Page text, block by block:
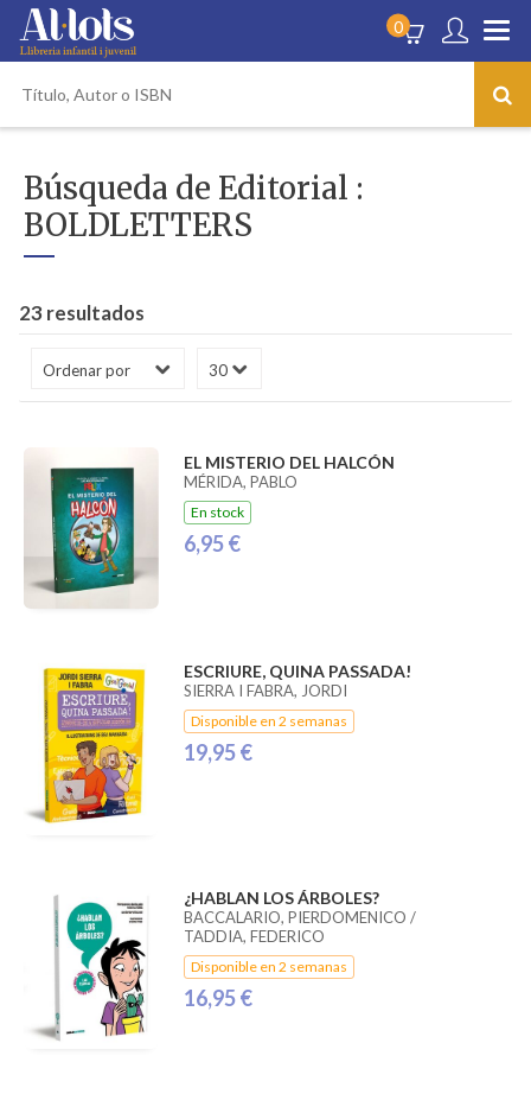
0
Búsqueda de Editorial :
BOLDLETTERS
23 resultados
EL MISTERIO DEL HALCÓN
MÉRIDA, PABLO
En stock
6,95 €
ESCRIURE, QUINA PASSADA!
SIERRA I FABRA, JORDI
Disponible en 2 semanas
19,95 €
¿HABLAN LOS ÁRBOLES?
BACCALARIO, PIERDOMENICO /
TADDIA, FEDERICO
Disponible en 2 semanas
16,95 €